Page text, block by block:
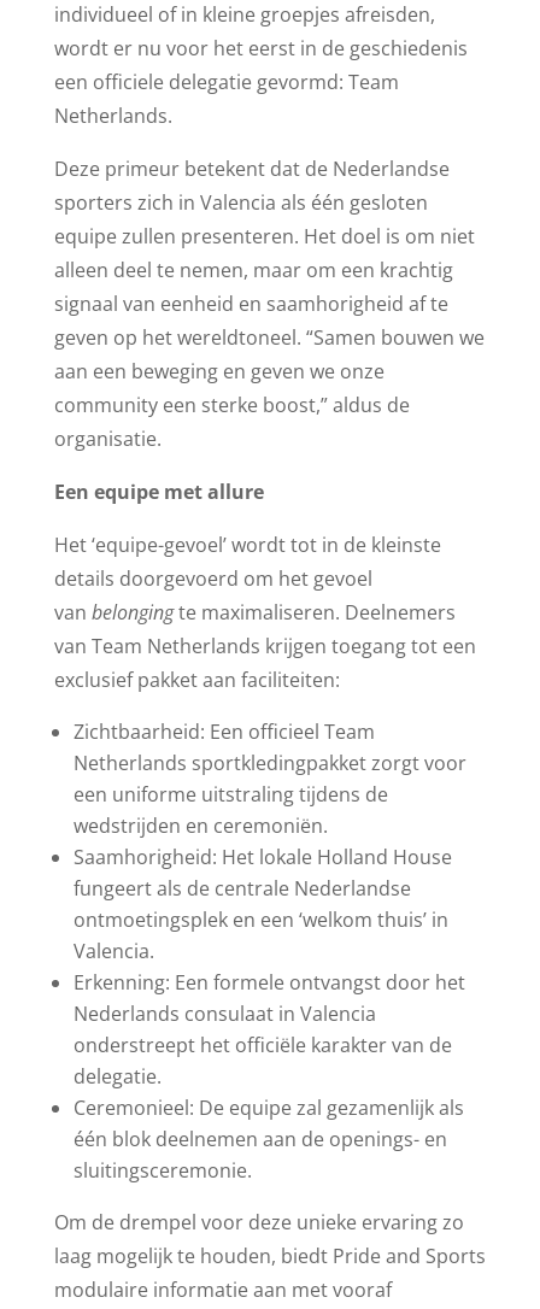
individueel of in kleine groepjes afreisden,
wordt er nu voor het eerst in de geschiedenis
een officiele delegatie gevormd: Team
Netherlands.
Deze primeur betekent dat de Nederlandse
sporters zich in Valencia als één gesloten
equipe zullen presenteren. Het doel is om niet
alleen deel te nemen, maar om een krachtig
signaal van eenheid en saamhorigheid af te
geven op het wereldtoneel. “Samen bouwen we
aan een beweging en geven we onze
community een sterke boost,” aldus de
organisatie.
Een equipe met allure
Het ‘equipe-gevoel’ wordt tot in de kleinste
details doorgevoerd om het gevoel
van belongingte maximaliseren. Deelnemers
van Team Netherlands krijgen toegang tot een
exclusief pakket aan faciliteiten:
Zichtbaarheid: Een officieel Team
Netherlands sportkledingpakket zorgt voor
een uniforme uitstraling tijdens de
wedstrijden en ceremoniën.
Saamhorigheid: Het lokale Holland House
fungeert als de centrale Nederlandse
ontmoetingsplek en een ‘welkom thuis’ in
Valencia.
Erkenning: Een formele ontvangst door het
Nederlands consulaat in Valencia
onderstreept het officiële karakter van de
delegatie.
Ceremonieel: De equipe zal gezamenlijk als
één blok deelnemen aan de openings- en
sluitingsceremonie.
Om de drempel voor deze unieke ervaring zo
laag mogelijk te houden, biedt Pride and Sports
modulaire informatie aan met vooraf